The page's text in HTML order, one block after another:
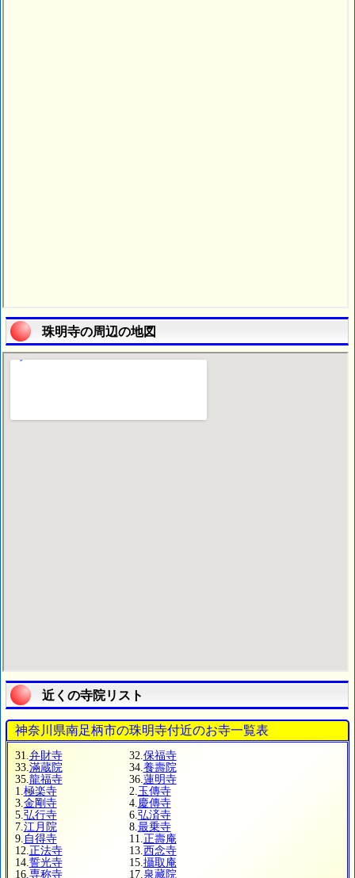
珠明寺の周辺の地図
近くの寺院リスト
神奈川県南足柄市の珠明寺付近のお寺一覧表
31. 弁財寺 32. 保福寺
33. 滿蔵院 34. 養壽院
35. 龍福寺 36. 蓮明寺
1. 極楽寺 2. 玉傳寺
3. 金剛寺 4. 慶傳寺
5. 弘行寺 6. 弘済寺
7. 江月院 8. 最乗寺
9. 自得寺 11. 正壽庵
12. 正法寺 13. 西念寺
14. 誓光寺 15. 攝取庵
16. 専称寺 17. 泉藏院